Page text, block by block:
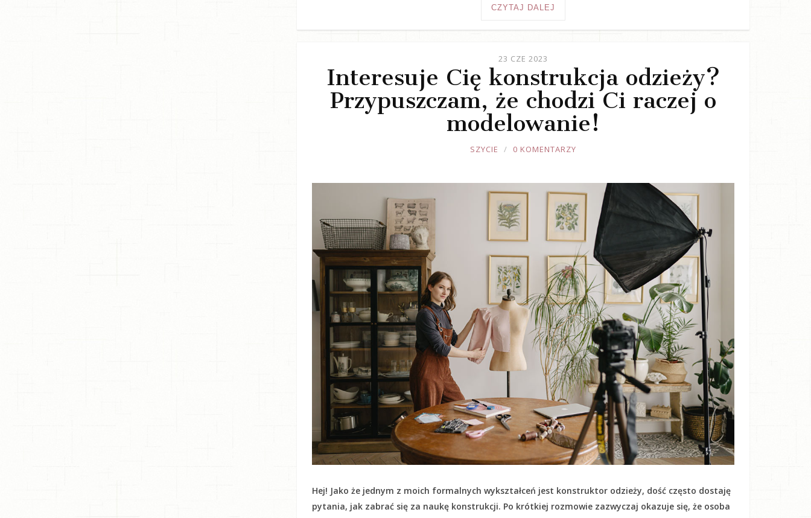
CZYTAJ DALEJ
23 CZE 2023
Interesuje Cię konstrukcja odzieży?
Przypuszczam, że chodzi Ci raczej o
modelowanie!
JOULE
SZYCIE 0 KOMENTARZY
Hej! Jako że jednym z moich formalnych wykształceń jest konstruktor odzieży, dość często dostaję
pytania, jak zabrać się za naukę konstrukcji. Po krótkiej rozmowie zazwyczaj okazuje się, że osoba